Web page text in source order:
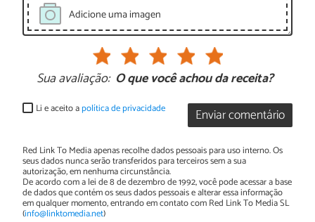
Adicione uma imagen
Sua avaliação: O que você achou da receita?
Enviar comentário
Li e aceito apolítica de privacidade
Red Link To Media apenas recolhe dados pessoais para uso interno. Os
seus dados nunca serão transferidos para terceiros sem a sua
autorização, em nenhuma circunstância.
De acordo com a lei de 8 de dezembro de 1992, você pode acessar a base
de dados que contém os seus dados pessoais e alterar essa informação
em qualquer momento, entrando em contato com Red Link To Media SL
(info@linktomedia.net)